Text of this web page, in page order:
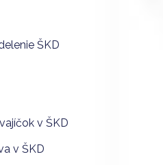
ŠKD
v ŠKD
v ŠKD